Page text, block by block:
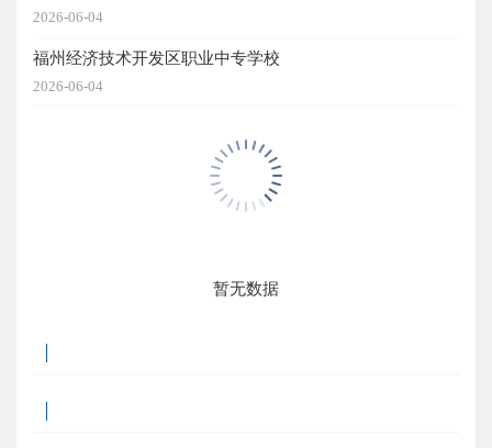
2026-06-04
福州经济技术开发区职业中专学校
2026-06-04
暂无数据